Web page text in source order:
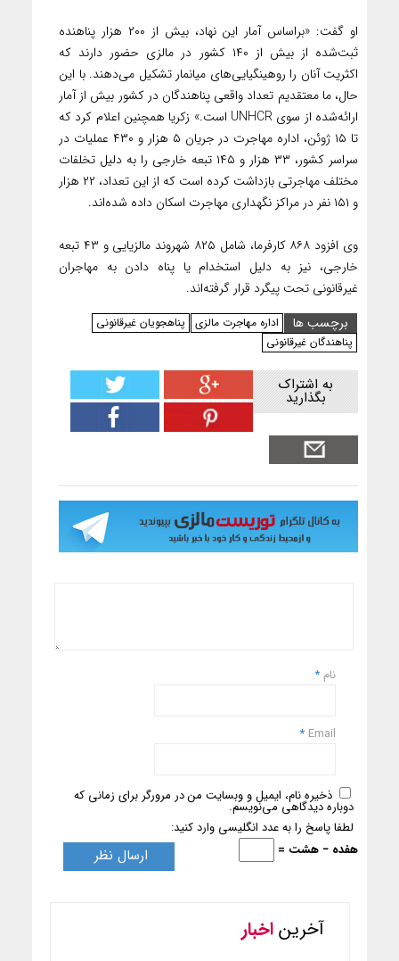
او گفت: «براساس آمار این نهاد، بیش از ۲۰۰ هزار پناهنده
ثبت‌شده از بیش از ۱۴۰ کشور در مالزی حضور دارند که
اکثریت آنان را روهینگیایی‌های میانمار تشکیل می‌دهند. با این
حال، ما معتقدیم تعداد واقعی پناهندگان در کشور بیش از آمار
ارائه‌شده از سوی UNHCR است.» زکریا همچنین اعلام کرد که
تا ۱۵ ژوئن، اداره مهاجرت در جریان ۵ هزار و ۴۳۰ عملیات در
سراسر کشور، ۳۳ هزار و ۱۴۵ تبعه خارجی را به دلیل تخلفات
مختلف مهاجرتی بازداشت کرده است که از این تعداد، ۲۲ هزار
و ۱۵۱ نفر در مراکز نگهداری مهاجرت اسکان داده شده‌اند.
وی افزود ۸۶۸ کارفرما، شامل ۸۲۵ شهروند مالزیایی و ۴۳ تبعه
خارجی، نیز به دلیل استخدام یا پناه دادن به مهاجران
غیرقانونی تحت پیگرد قرار گرفته‌اند.
برچسب ها
اداره مهاجرت مالزی
پناهجویان غیرقانونی
پناهندگان غیرقانونی
به اشتراک
بگذارید
نام *
Email
*
ذخیره نام، ایمیل و وبسایت من در مرورگر برای زمانی که
دوباره دیدگاهی می‌نویسم.
لطفا پاسخ را به عدد انگلیسی وارد کنید:
هفده − هشت =
آخریناخبار